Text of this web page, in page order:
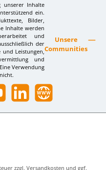
unserer Inhalte
ein.
Bilder,
Inhalte werden
und
der
und Leistungen,
und
Verwendung
Unsere
Communities
LinkedIn Website
zzgl. Versandkosten und ggf.